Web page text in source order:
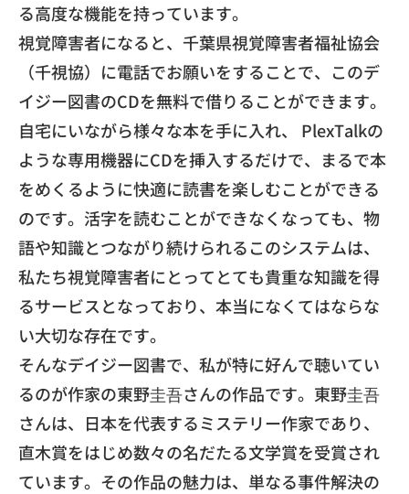
る高度な機能を持っています。
​視覚障害者になると、千葉県視覚障害者福祉協会
（千視協） に電話でお願いをすることで、 このデ
イジー図書のCDを無料で借りることができます。
自宅にいながら様々な本を手に入れ、 PlexTalkの
ような専用機器にCDを挿入するだけで、 まるで本
をめくるように快適に読書を楽しむことができる
のです。 活字を読むことができなくなっても、 物
語や知識とつながり続けられるこのシステムは、
私たち視覚障害者にとってとても貴重な知識を得
るサービスとなっており、本当になくてはならな
い大切な存在です。
​そんなデイジー図書で、 私が特に好んで聴いてい
るのが作家の東野圭吾さんの作品です。 東野圭吾
さんは、日本を代表するミステリー作家であり、
直木賞をはじめ数々の名だたる文学賞を受賞され
ています。 その作品の魅力は、単なる事件解決の